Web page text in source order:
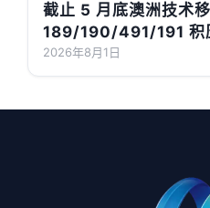
截止 5 月底澳洲技术移
189/190/491/191 积
2026年8月1日